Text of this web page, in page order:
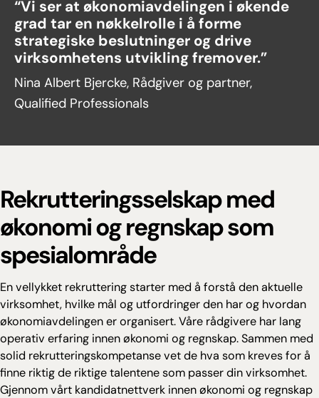
“Vi ser at økonomiavdelingen i økende
grad tar en nøkkelrolle i å forme
strategiske beslutninger og drive
virksomhetens utvikling fremover.”
Nina Albert Bjercke, Rådgiver og partner,
Qualified Professionals
Rekrutteringsselskap med
økonomi og regnskap som
spesialområde
En vellykket rekruttering starter med å forstå den aktuelle
virksomhet, hvilke mål og utfordringer den har og hvordan
økonomiavdelingen er organisert. Våre rådgivere har lang
operativ erfaring innen økonomi og regnskap. Sammen med
solid rekrutteringskompetanse vet de hva som kreves for å
finne riktig de riktige talentene som passer din virksomhet.
Gjennom vårt kandidatnettverk innen økonomi og regnskap